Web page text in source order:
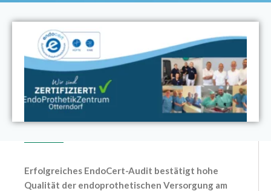
Erfolgreiches EndoCert-Audit bestätigt hohe
Qualität der endoprothetischen Versorgung am